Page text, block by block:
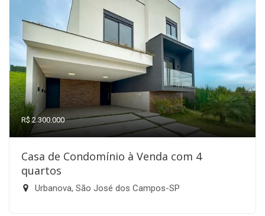
R$ 2.300.000
Casa de Condomínio à Venda com 4
quartos
Urbanova, São José dos Campos-SP